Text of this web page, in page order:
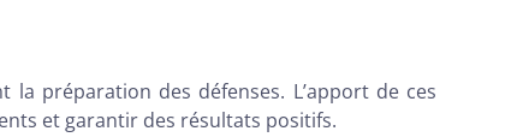
préparation des défenses. L’apport de ces
et garantir des résultats positifs.